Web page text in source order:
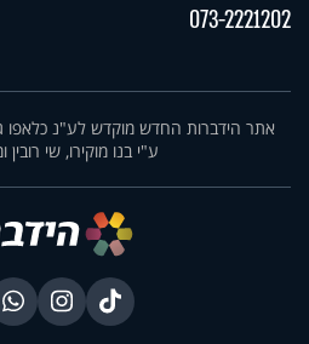
073-2221202
אתר הידברות החדש מוקדש לע"נ כלאפו
ע"י בנו מוקירו, שי